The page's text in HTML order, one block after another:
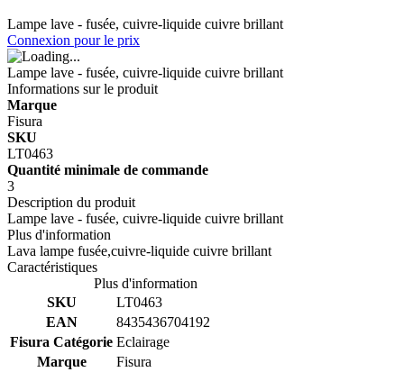
Lampe lave - fusée, cuivre-liquide cuivre brillant
Connexion pour le prix
Lampe lave - fusée, cuivre-liquide cuivre brillant
Informations sur le produit
Marque
Fisura
SKU
LT0463
Quantité minimale de commande
3
Description du produit
Lampe lave - fusée, cuivre-liquide cuivre brillant
Plus d'information
Lava lampe fusée,cuivre-liquide cuivre brillant
Caractéristiques
Plus d'information
SKU
LT0463
EAN
8435436704192
Fisura Catégorie Eclairage
Marque
Fisura